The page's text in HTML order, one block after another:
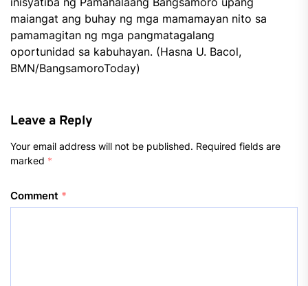
maiangat ang buhay ng mga mamamayan nito sa
pamamagitan ng mga pangmatagalang
oportunidad sa kabuhayan. (Hasna U. Bacol,
BMN/BangsamoroToday)
Leave a Reply
Your email address will not be published. Required fields are
marked *
Comment *